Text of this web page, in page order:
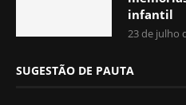
infantil
23 de julho
SUGESTÃO DE PAUTA